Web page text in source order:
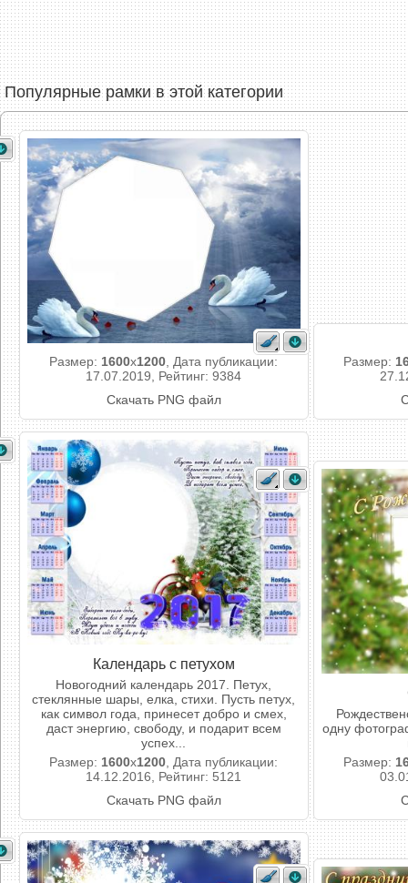
Популярные рамки в этой категории
Размер: 1600x1200 , Дата публикации:
17.07.2019, Рейтинг: 9384
Скачать PNG файл
Размер:
Календарь с петухом
Новогодний календарь 2017. Петух,
стеклянные шары, елка, стихи. Пусть петух,
как символ года, принесет добро и смех,
даст энергию, свободу, и подарит всем
успех...
Размер: 1600x1200 , Дата публикации:
14.12.2016, Рейтинг: 5121
Скачать PNG файл
одну
Размер: